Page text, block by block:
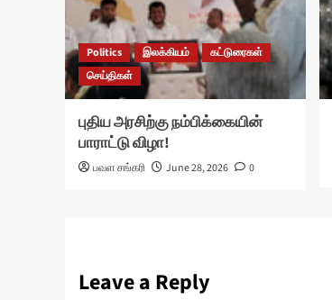
Politics இலக்கியம்
கட்டுரைகள்
செய்திகள்
புதிய அரசிற்கு நம்பிக்கையின்
பாராட்டு விழா!
பவள சங்கரி June 28, 2026 0
Leave a Reply